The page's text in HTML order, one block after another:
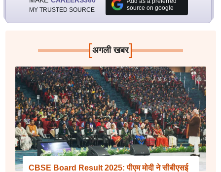
MY TRUSTED SOURCE
source on google
[अगली खबर]
CBSE Board Result 2025: पीएम मोदी ने सीबीएसई